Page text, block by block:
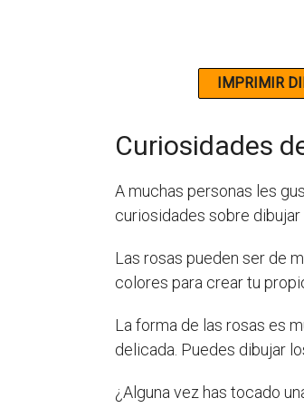
Curiosidades
A muchas personas les
curiosidades sobre
Las rosas pueden ser de
colores para crear tu
La forma de las rosas es
delicada. Puedes dibujar
¿Alguna vez has tocado